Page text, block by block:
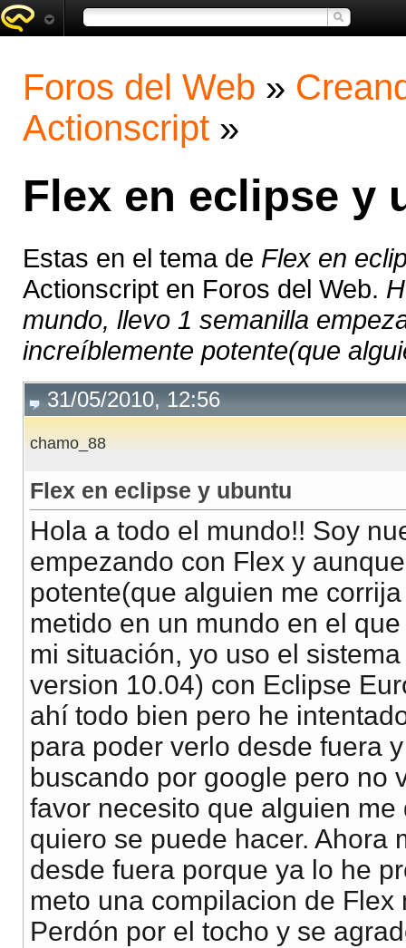
Foros del Web »
Actionscript »
Flex en eclipse y
Estas en el tema de Flex en
Actionscript en Foros del Web.
mundo, llevo 1 semanilla
increíblemente potente(que
31/05/2010, 12:56
chamo_88
Flex en eclipse y ubuntu
Hola a todo el mundo!! Soy
empezando con Flex y
potente(que alguien me
metido en un mundo en el
mi situación, yo uso el
version 10.04) con Eclipse
ahí todo bien pero he
para poder verlo desde fuera
buscando por google pero no
favor necesito que alguien
quiero se puede hacer. Ahora
desde fuera porque ya lo he
meto una compilacion de
Perdón por el tocho y se